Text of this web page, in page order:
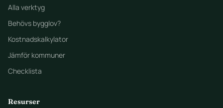
Alla verktyg
Behövs bygglov?
Kostnadskalkylator
Jämför kommuner
Checklista
Resurser